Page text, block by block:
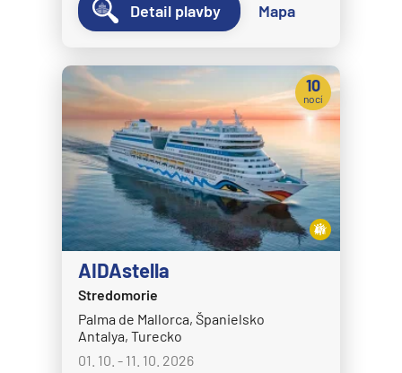
Detail plavby Mapa
AIDAstella
Stredomorie
Palma de Mallorca, Španielsko
Antalya, Turecko
01. 10. - 11. 10. 2026
10
nocí